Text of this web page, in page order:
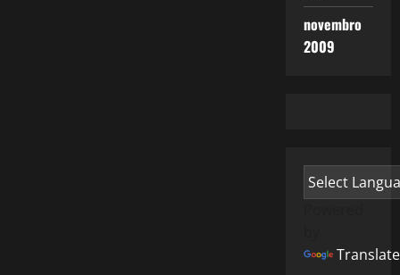
novembro
2009
Translate